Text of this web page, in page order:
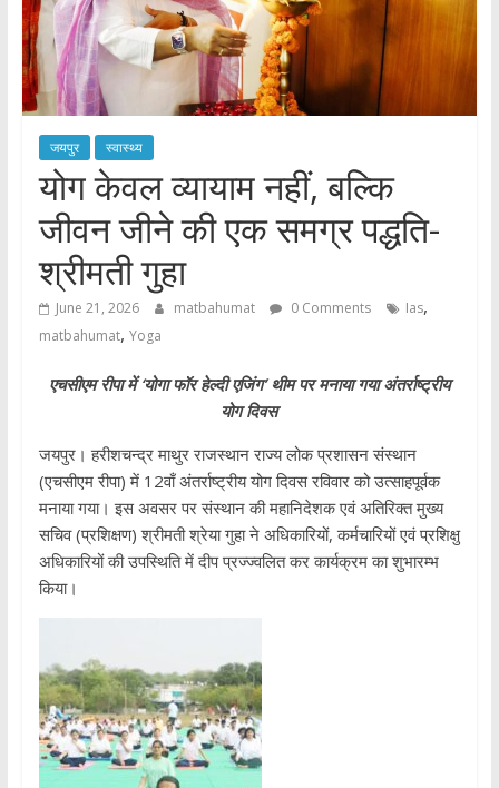
जयपुर स्वास्थ्य
योग केवल व्यायाम नहीं, बल्कि
जीवन जीने की एक समग्र पद्धति-
श्रीमती गुहा
June 21, 2026 matbahumat 0 Comments Ias,
matbahumat, Yoga
एचसीएम रीपा में ‘योगा फॉर हेल्दी एजिंग’ थीम पर मनाया गया अंतर्राष्ट्रीय
योग दिवस
जयपुर। हरीशचन्द्र माथुर राजस्थान राज्य लोक प्रशासन संस्थान
(एचसीएम रीपा) में 12वाँ अंतर्राष्ट्रीय योग दिवस रविवार को उत्साहपूर्वक
मनाया गया। इस अवसर पर संस्थान की महानिदेशक एवं अतिरिक्त मुख्य
सचिव (प्रशिक्षण) श्रीमती श्रेया गुहा ने अधिकारियों, कर्मचारियों एवं प्रशिक्षु
अधिकारियों की उपस्थिति में दीप प्रज्ज्वलित कर कार्यक्रम का शुभारम्भ
किया।